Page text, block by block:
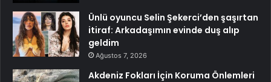
Ünlü oyuncu Selin Şekerci’den şaşırtan
itiraf: Arkadaşımın evinde duş alıp
geldim
Ağustos 7, 2026
Akdeniz Fokları İçin Koruma Önlemleri